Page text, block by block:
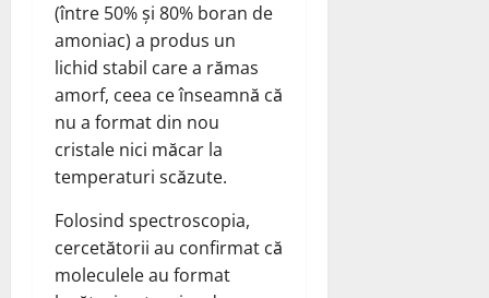
(între 50% și 80% boran de
amoniac) a produs un
lichid stabil care a rămas
amorf, ceea ce înseamnă că
nu a format din nou
cristale nici măcar la
temperaturi scăzute.
Folosind spectroscopia,
cercetătorii au confirmat că
moleculele au format